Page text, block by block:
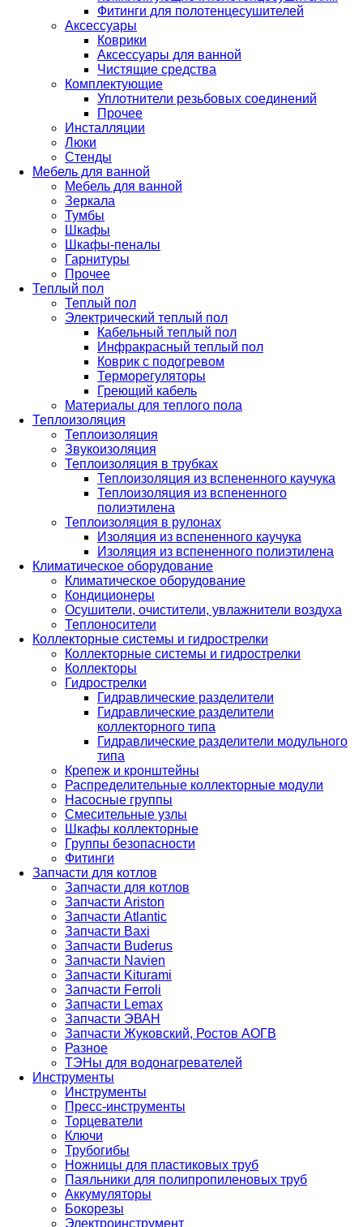
Фитинги для полотенцесушителей
Аксессуары
Коврики
Аксессуары для ванной
Чистящие средства
Комплектующие
Уплотнители резьбовых соединений
Прочее
Инсталляции
Люки
Стенды
Мебель для ванной
Мебель для ванной
Зеркала
Тумбы
Шкафы
Шкафы-пеналы
Гарнитуры
Прочее
Теплый пол
Теплый пол
Электрический теплый пол
Кабельный теплый пол
Инфракрасный теплый пол
Коврик с подогревом
Терморегуляторы
Греющий кабель
Материалы для теплого пола
Теплоизоляция
Теплоизоляция
Звукоизоляция
Теплоизоляция в трубках
Теплоизоляция из вспененного каучука
Теплоизоляция из вспененного
полиэтилена
Теплоизоляция в рулонах
Изоляция из вспененного каучука
Изоляция из вспененного полиэтилена
Климатическое оборудование
Климатическое оборудование
Кондиционеры
Осушители, очистители, увлажнители воздуха
Теплоносители
Коллекторные системы и гидрострелки
Коллекторные системы и гидрострелки
Коллекторы
Гидрострелки
Гидравлические разделители
Гидравлические разделители
коллекторного типа
Гидравлические разделители модульного
типа
Крепеж и кронштейны
Распределительные коллекторные модули
Насосные группы
Смесительные узлы
Шкафы коллекторные
Группы безопасности
Фитинги
Запчасти для котлов
Запчасти для котлов
Запчасти Ariston
Запчасти Atlantic
Запчасти Baxi
Запчасти Buderus
Запчасти Navien
Запчасти Kiturami
Запчасти Ferroli
Запчасти Lemax
Запчасти ЭВАН
Запчасти Жуковский, Ростов АОГВ
Разное
ТЭНы для водонагревателей
Инструменты
Инструменты
Пресс-инструменты
Торцеватели
Ключи
Трубогибы
Ножницы для пластиковых труб
Паяльники для полипропиленовых труб
Аккумуляторы
Бокорезы
Электроинструмент